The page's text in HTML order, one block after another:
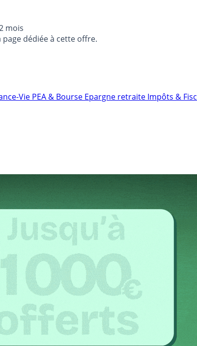
mois
dédiée à cette offre.
Vie PEA & Bourse Epargne retraite Impôts &